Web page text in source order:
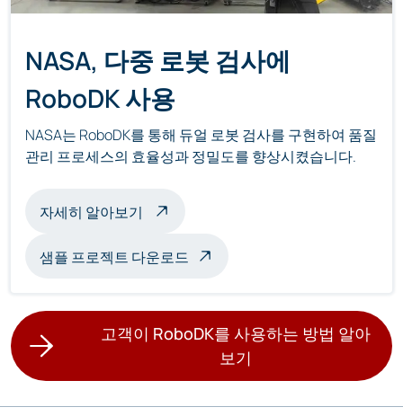
NASA, 다중 로봇 검사에
RoboDK 사용
NASA는 RoboDK를 통해 듀얼 로봇 검사를 구현하여 품질
관리 프로세스의 효율성과 정밀도를 향상시켰습니다.
자세히 알아보기 멀티 로봇 검사 정보
샘플 프로젝트 다운로드
고객이 RoboDK를 사용하는 방법 알아
보기